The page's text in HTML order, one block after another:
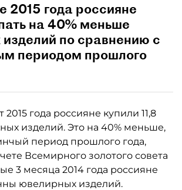
2015 года россияне
на 40% меньше
по сравнению с
периодом прошлого
года россияне купили 11,8
изделий. Это на 40% меньше,
период прошлого года,
Всемирного золотого совета
3 месяца 2014 года россияне
ювелирных изделий.